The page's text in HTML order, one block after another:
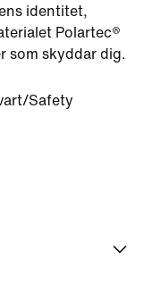
identitet,
Polartec®
som skyddar dig.
Safety